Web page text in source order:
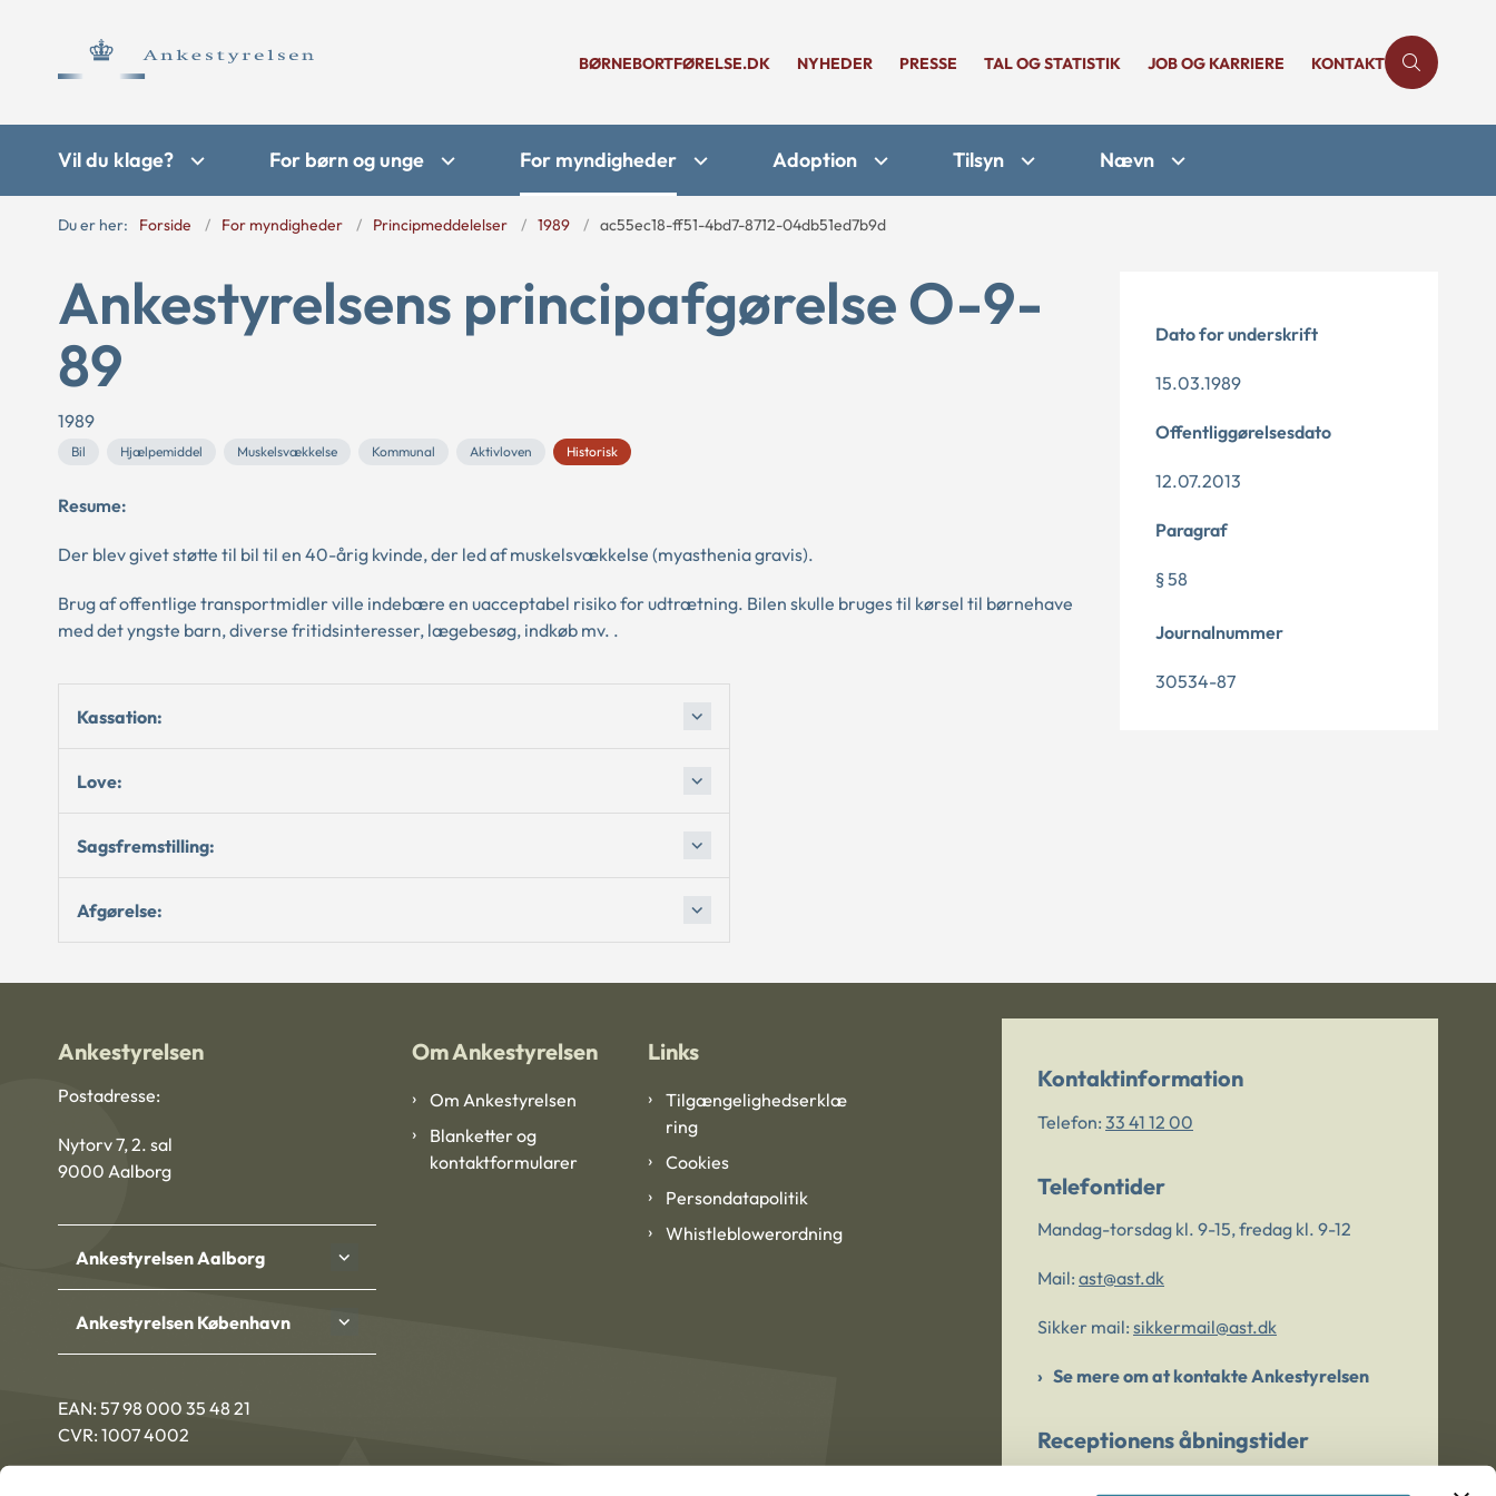
BØRNEBORTFØRELSE.DK NYHEDER PRESSE TAL OG STATISTIK JOB OG KARRIERE KONTAKT
Vil du klage? For børn og unge For myndigheder Adoption Tilsyn Nævn
Du er her: Forside For myndigheder Principmeddelelser 1989 ac55ec18-ff51-4bd7-8712-04db51ed7b9d
Ankestyrelsens principafgørelse O-9-
89
1989
Bil Hjælpemiddel Muskelsvækkelse Kommunal Aktivloven Historisk
Resume:
Der blev givet støtte til bil til en 40-årig kvinde, der led af muskelsvækkelse (myasthenia gravis).
Brug af offentlige transportmidler ville indebære en uacceptabel risiko for udtrætning. Bilen skulle bruges til kørsel til børnehave
med det yngste barn, diverse fritidsinteresser, lægebesøg, indkøb mv. .
Kassation:
Love:
Sagsfremstilling:
Afgørelse:
Dato for underskrift
15.03.1989
Offentliggørelsesdato
12.07.2013
Paragraf
§ 58
Journalnummer
30534-87
Ankestyrelsen
Postadresse:
Nytorv 7, 2. sal
9000 Aalborg
Ankestyrelsen Aalborg
Ankestyrelsen København
EAN: 57 98 000 35 48 21
CVR: 1007 4002
Om Ankestyrelsen
Om Ankestyrelsen
Blanketter og
kontaktformularer
Links
Tilgængelighedserklæ
ring
Cookies
Persondatapolitik
Whistleblowerordning
Kontaktinformation
Telefon: 33 41 12 00
Telefontider
Mandag-torsdag kl. 9-15, fredag kl. 9-12
Mail: ast@ast.dk
Sikker mail: sikkermail@ast.dk
Se mere om at kontakte Ankestyrelsen
Receptionens åbningstider